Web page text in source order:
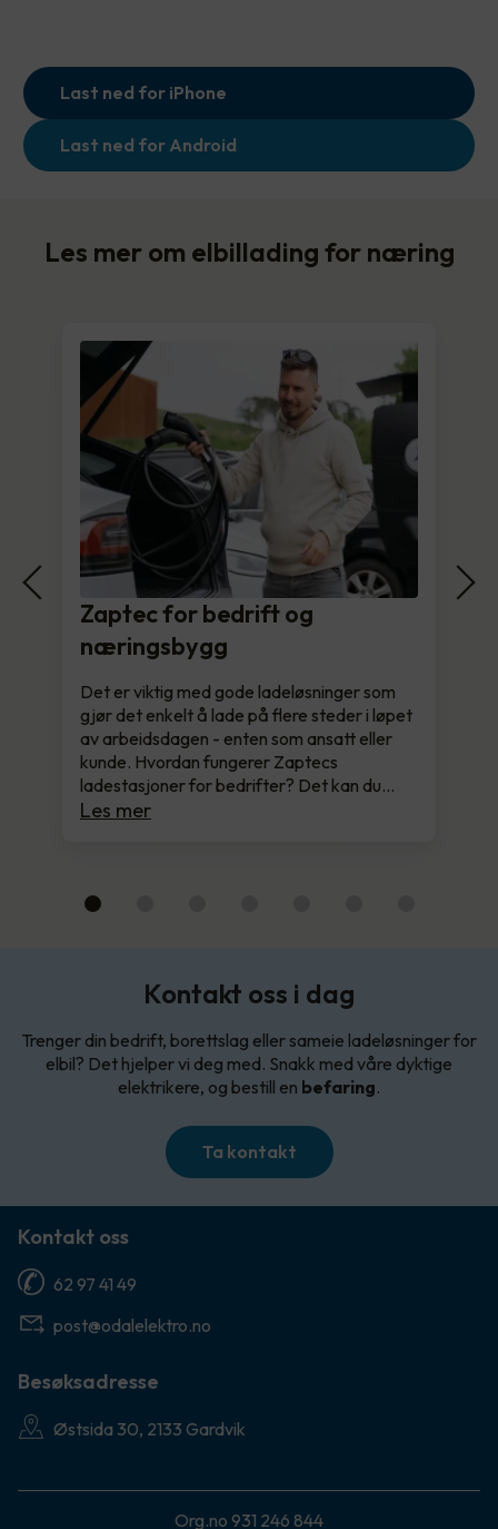
Last ned for iPhone
Last ned for Android
Les mer om elbillading for næring
Zaptec for bedrift og
næringsbygg
Det er viktig med gode ladeløsninger som
gjør det enkelt å lade på flere steder i løpet
av arbeidsdagen - enten som ansatt eller
kunde. Hvordan fungerer Zaptecs
ladestasjoner for bedrifter? Det kan du…
Les mer
Kontakt oss i dag
Trenger din bedrift, borettslag eller sameie ladeløsninger for
elbil? Det hjelper vi deg med. Snakk med våre dyktige
elektrikere, og bestill en befaring.
Ta kontakt
Kontakt oss
62 97 41 49
post@odalelektro.no
Besøksadresse
Østsida 30, 2133 Gardvik
Org.no 931 246 844